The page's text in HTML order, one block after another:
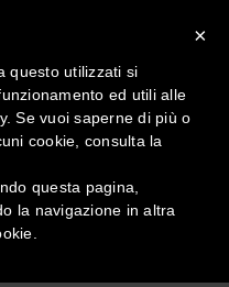
×
questo utilizzati si
ed utili alle
Se vuoi saperne di più o
cookie, consulta la
questa pagina,
la navigazione in altra